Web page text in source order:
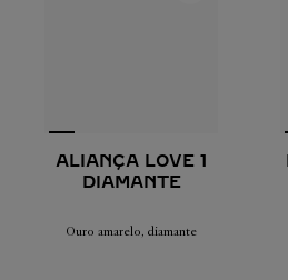
ALIANÇA LOVE 1
DIAMANTE
Ouro amarelo, diamante